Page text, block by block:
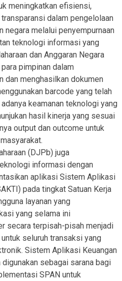
meningkatkan efisiensi,
dalam pengelolaan
negara melalui penyempurnaan
teknologi informasi yang
dan Anggaran Negara
pimpinan dalam
dan menghasilkan dokumen
barcode yang telah
keamanan teknologi yang
hasil kinerja yang sesuai
output dan outcome untuk
(DJPb) juga
informasi dengan
aplikasi Sistem Aplikasi
pada tingkat Satuan Kerja
layanan yang
yang selama ini
secara terpisah-pisah menjadi
seluruh transaksi yang
Sistem Aplikasi Keuangan
sebagai sarana bagi
SPAN untuk